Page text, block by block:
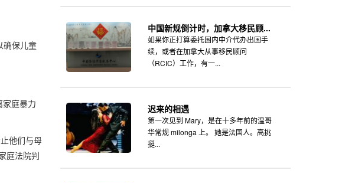
确保儿童
庭暴力
他们与母
庭法院判
中国新规倒计时，加拿大移民顾...
如果你正打算委托国内中介代办出国手
续，或者在加拿大从事移民顾问
（RCIC）工作，有一...
迟来的相遇
第一次见到 Mary，是在十多年前的温哥
华常规 milonga 上。 她是法国人。高挑
挺...